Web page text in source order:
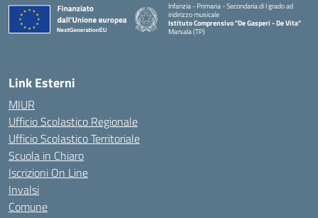
Infanzia - Primaria - Secondaria di I grado ad
indirizzo musicale
Istituto Comprensivo "De Gasperi - De Vita"
Marsala (TP)
Link Esterni
MIUR
Ufficio Scolastico Regionale
Ufficio Scolastico Territoriale
Scuola in Chiaro
Iscrizioni On Line
Invalsi
Comune